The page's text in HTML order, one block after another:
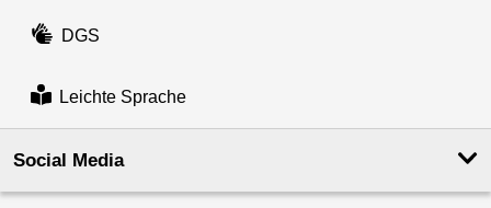
DGS
Leichte Sprache
Social Media